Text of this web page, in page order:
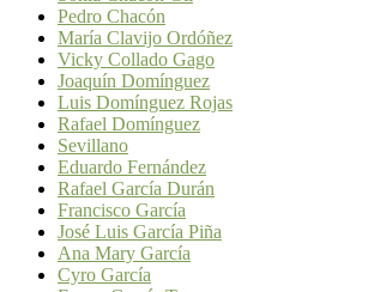
Pedro Chacón
María Clavijo Ordóñez
Vicky Collado Gago
Joaquín Domínguez
Luis Domínguez Rojas
Rafael Domínguez
Sevillano
Eduardo Fernández
Rafael García Durán
Francisco García
José Luis García Piña
Ana Mary García
Cyro García